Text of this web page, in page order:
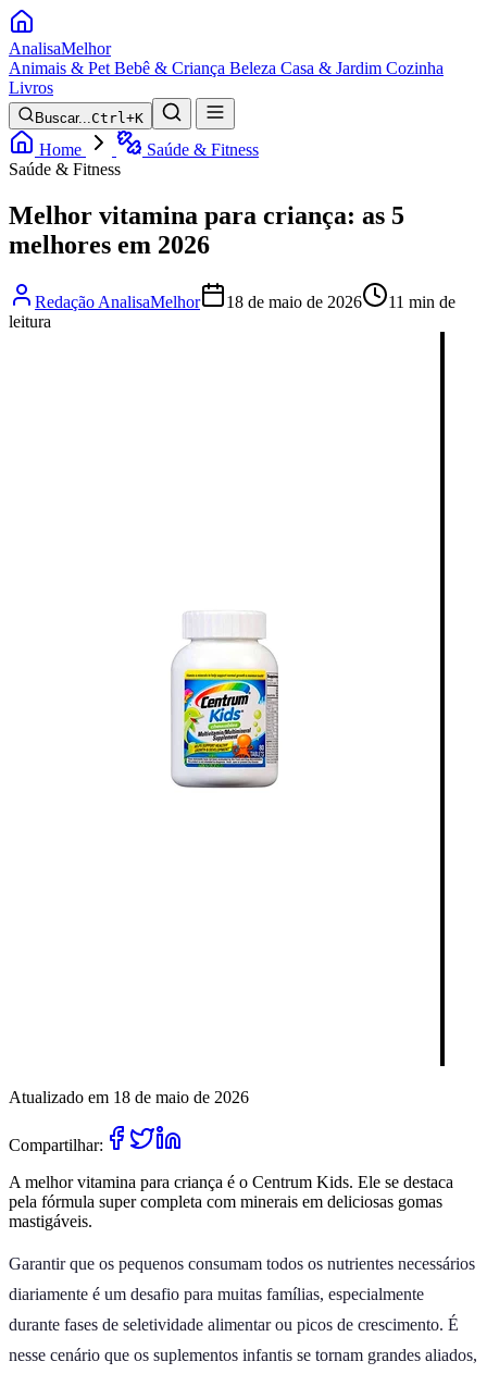
AnalisaMelhor
Animais & Pet Bebê & Criança Beleza Casa & Jardim Cozinha
Livros
Buscar...Ctrl+K
Home
Saúde & Fitness
Saúde & Fitness
Melhor vitamina para criança: as 5
melhores em 2026
Redação AnalisaMelhor 18 de maio de 2026
11 min de
leitura
Atualizado em 18 de maio de 2026
Compartilhar:
A melhor vitamina para criança é o Centrum Kids. Ele se destaca
pela fórmula super completa com minerais em deliciosas gomas
mastigáveis.
Garantir que os pequenos consumam todos os nutrientes necessários
diariamente é um desafio para muitas famílias, especialmente
durante fases de seletividade alimentar ou picos de crescimento. É
nesse cenário que os suplementos infantis se tornam grandes aliados,